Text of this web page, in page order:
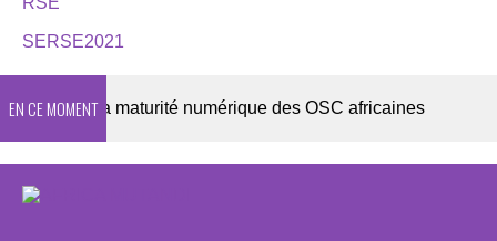
SERSE2021
EN CE MOMENT
sur la maturité numérique des OSC africaines